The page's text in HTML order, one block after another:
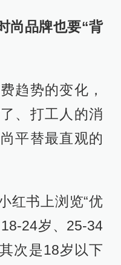
尚品牌也要“背
趋势的变化，
、打工人的消
平替最直观的
红书上浏览“优
24岁、25-34
次是18岁以下